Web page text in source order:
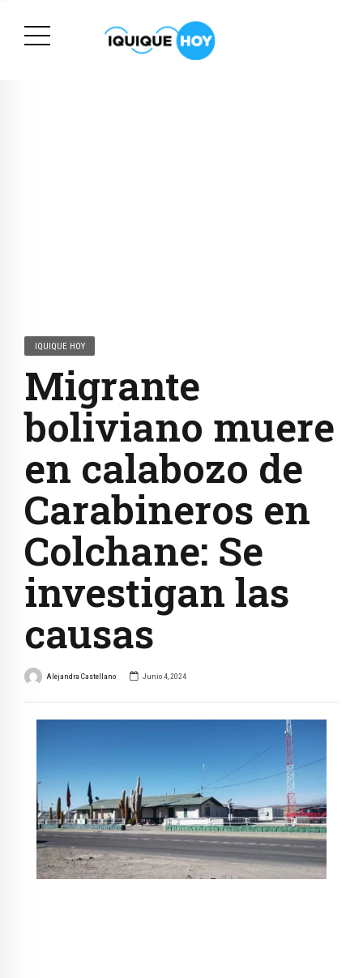
IQUIQUE HOY
Migrante
boliviano muere
en calabozo de
Carabineros en
Colchane: Se
investigan las
causas
Alejandra Castellano Junio 4, 2024